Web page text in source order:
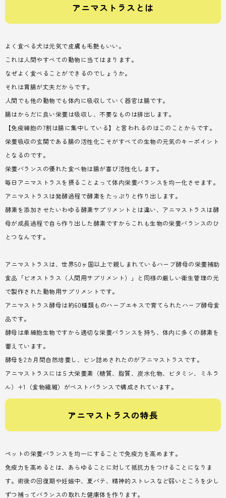
アニマストラスとは
よく食べる犬は元気で皮膚も毛艶もいい。
これは人間やすべての動物に当てはまります。
なぜよく食べることができるのでしょうか。
それは胃腸が丈夫だからです。
人間でも他の動物でも体内に吸収していく器官は腸です。
腸はからだに良い栄養は吸収し、不要なものは排出します。
【免疫細胞の7割は腸に集中している】と言われるのはこのことからです。
栄養吸収の玄関である腸の活性化こそがすべての生物の元気のキーポイント
となるのです。
栄養バランスの優れた食べ物は腸が喜び活性化します。
毎日アニマストラスを摂ることよって体内栄養バランスを均一化させます。
アニマストラスは発酵過程で酵素をたっぷりと作り出します。
酵素を添加させたいわゆる酵素サプリメントとは違い、アニマストラスは酵
母が成長過程で自ら作り出した酵素ですからこれも生物の栄養バランスのひ
とつなんです。
アニマストラスは、世界50ヶ国以上で親しまれているハーブ酵母の栄養補助
食品「ビオストラス（人間用サプリメント）」と同様の厳しい衛生管理の元
で製作された動物用サプリメントです。
アニマストラス酵母は約60種類ものハーブエキスで育てられたハーブ酵母食
品です。
酵母は単細胞生物ですから適切な栄養バランスを持ち、体内に多くの酵素を
蓄えています。
酵母を2カ月間自然培養し、ビン詰めされたのがアニマストラスです。
アニマストラスには５大栄養素（糖質、脂質、炭水化物、ビタミン、ミネラ
ル）+1（食物繊維）がベストバランスで構成されています。
アニマストラスの特長
ペットの栄養バランスを均一にすることで免疫力を高めます。
免疫力を高めるとは、あらゆることに対して抵抗力をつけることになりま
す。術後の回復期や妊娠中、夏バテ、精神的ストレスなど弱いところを少し
ずつ補ってバランスの取れた健康体を作ります。